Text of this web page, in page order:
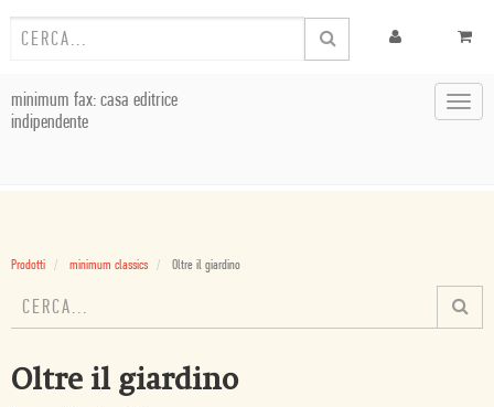
minimum fax: casa editrice
indipendente
Prodotti minimum classics Oltre il giardino
Oltre il giardino